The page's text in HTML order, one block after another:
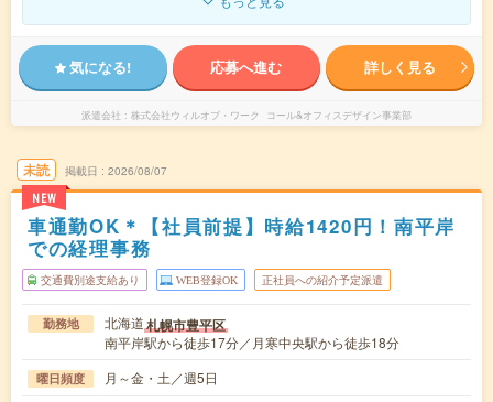
気になる! 応募へ進む 詳しく見る
派遣会社 株式会社ウィルオブ・ワーク コール&オフィスデザイン事業部
未読
NEW
掲載日 2026/08/07
車通勤OK＊【社員前提】時給1420円！南平岸
での経理事務
交通費別途支給あり WEB登録OK 正社員への紹介予定派遣
勤務地 北海道札幌市豊平区
南平岸駅から徒歩17分／月寒中央駅から徒歩18分
曜日頻度 月～金・土／週5日